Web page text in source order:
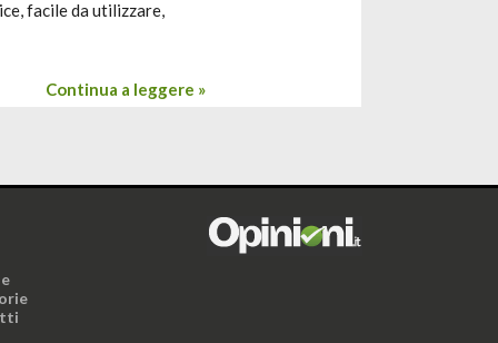
facile da utilizzare,
Continua a leggere »